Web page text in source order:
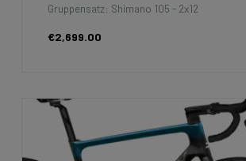
Gruppensatz: Shimano 105 - 2x12
€2,699.00